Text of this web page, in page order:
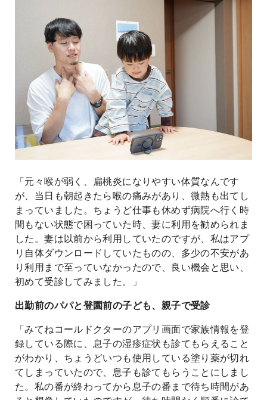
「元々喉が弱く、扁桃炎になりやすい体質なんです
が、当日も朝起きたら喉の痛みがあり、微熱も出てし
まっていました。ちょうど仕事も休めず病院へ行く時
間もない状態で困っていた時、妻に利用を勧められま
した。妻は以前から利用していたのですが、私はアプ
リ自体ダウンロードしていたものの、多少の不安があ
り利用まで至っていなかったので、良い機会と思い、
初めて受診してみました。」
出勤前のパパと登園前の子ども、親子で受診
「みてねコールドクターのアプリ画面で家族情報を登
録している際に、息子の湿疹症状も診てもらえること
がわかり、ちょうどいつも使用している塗り薬が切れ
てしまっていたので、息子も診てもらうことにしまし
た。私の番が終わってから息子の番まで待ち時間があ